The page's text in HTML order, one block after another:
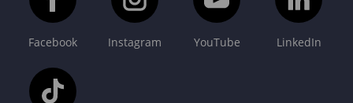
Facebook Instagram YouTube LinkedIn